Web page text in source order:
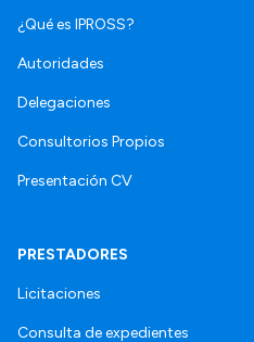
¿Qué es IPROSS?
Autoridades
Delegaciones
Consultorios Propios
Presentación CV
PRESTADORES
Licitaciones
Consulta de expedientes